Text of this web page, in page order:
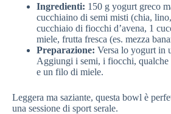
Ingredienti: 150 g yogurt greco
cucchiaino di semi misti (chia, lino,
cucchiaio di fiocchi d’avena, 1
miele, frutta fresca (es. mezza
Preparazione: Versa lo yogurt in
Aggiungi i semi, i fiocchi, qualche
e un filo di miele.
Leggera ma saziante, questa bowl è
una sessione di sport serale.